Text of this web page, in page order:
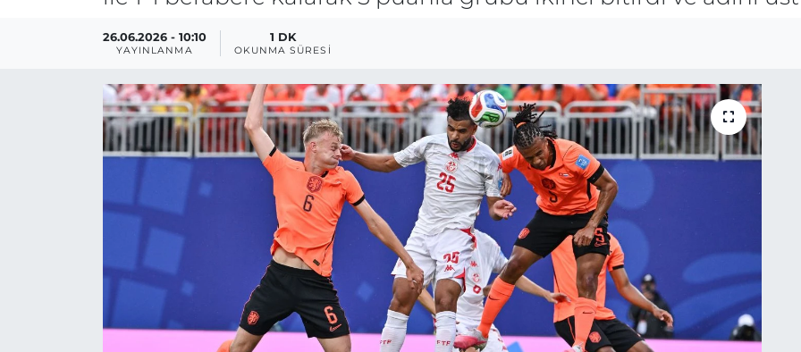
26.06.2026 - 10:10
YAYINLANMA
1 DK
OKUNMA SÜRESI